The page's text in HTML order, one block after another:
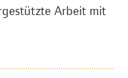
Arbeit mit